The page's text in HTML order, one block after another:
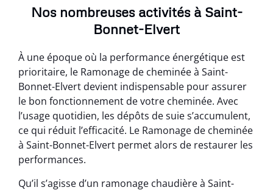
Nos nombreuses activités à Saint-
Bonnet-Elvert
À une époque où la performance énergétique est
prioritaire, le Ramonage de cheminée à Saint-
Bonnet-Elvert devient indispensable pour assurer
le bon fonctionnement de votre cheminée. Avec
l’usage quotidien, les dépôts de suie s’accumulent,
ce qui réduit l’efficacité. Le Ramonage de cheminée
à Saint-Bonnet-Elvert permet alors de restaurer les
performances.
Qu’il s’agisse d’un ramonage chaudière à Saint-